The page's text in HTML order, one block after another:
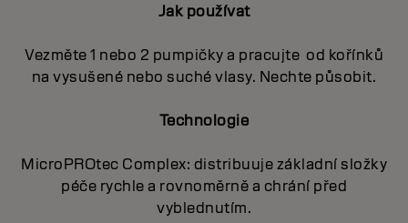
Jak používat
Vezměte 1 nebo 2 pumpičky a pracujte od kořínků
na vysušené nebo suché vlasy. Nechte působit.
Technologie
MicroPROtec Complex: distribuuje základní složky
péče rychle a rovnoměrně a chrání před
vyblednutím.